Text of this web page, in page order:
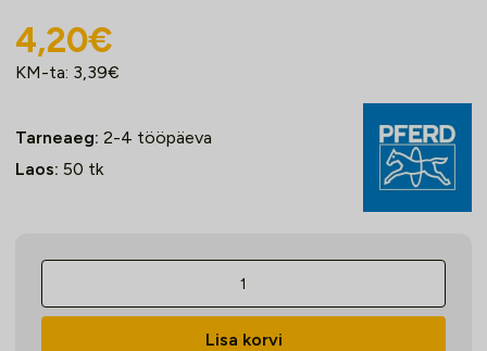
4,20€
KM-ta: 3,39€
Tarneaeg: 2-4 tööpäeva
Laos: 50 tk
Lamellketas
STEELOX
Lisa korvi